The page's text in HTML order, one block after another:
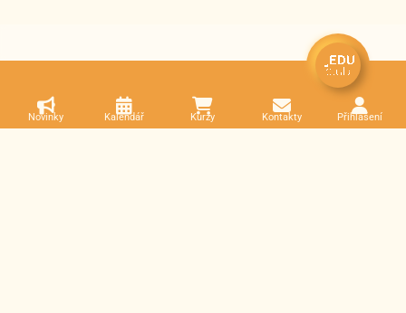
Novinky Kalendář Kurzy Kontakty Přihlášení